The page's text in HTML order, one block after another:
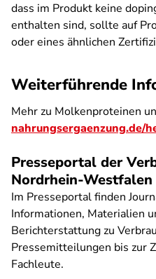
dass im Produkt keine
enthalten sind, sollte auf
oder eines ähnlichen
Weiterführende
Mehr zu Molkenproteinen
nahrungsergaenzung.de/
Presseportal der
Nordrhein-Westfalen
Im Presseportal finden
Informationen, Materialien
Berichterstattung zu
Pressemitteilungen bis zur
Fachleute.